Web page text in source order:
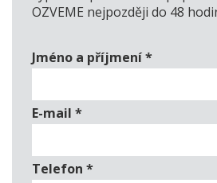
OZVEME nejpozději do 48
Jméno a příjmení*
E-mail *
Telefon *